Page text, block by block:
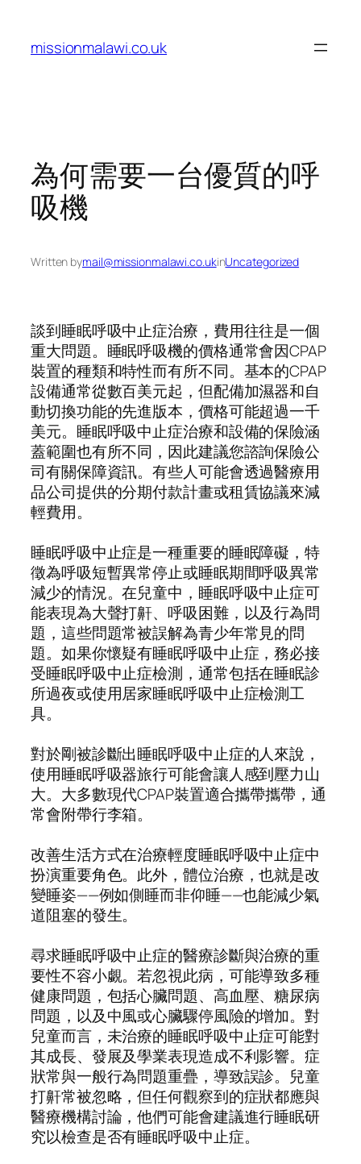
content
missionmalawi.co.uk
為何需要一台優質的呼
吸機
Written bymail@missionmalawi.co.ukinUncategorized
談到睡眠呼吸中止症治療，費用往往是一個
重大問題。睡眠呼吸機的價格通常會因CPAP
裝置的種類和特性而有所不同。基本的CPAP
設備通常從數百美元起，但配備加濕器和自
動切換功能的先進版本，價格可能超過一千
美元。睡眠呼吸中止症治療和設備的保險涵
蓋範圍也有所不同，因此建議您諮詢保險公
司有關保障資訊。有些人可能會透過醫療用
品公司提供的分期付款計畫或租賃協議來減
輕費用。
睡眠呼吸中止症是一種重要的睡眠障礙，特
徵為呼吸短暫異常停止或睡眠期間呼吸異常
減少的情況。在兒童中，睡眠呼吸中止症可
能表現為大聲打鼾、呼吸困難，以及行為問
題，這些問題常被誤解為青少年常見的問
題。如果你懷疑有睡眠呼吸中止症，務必接
受睡眠呼吸中止症檢測，通常包括在睡眠診
所過夜或使用居家睡眠呼吸中止症檢測工
具。
對於剛被診斷出睡眠呼吸中止症的人來說，
使用睡眠呼吸器旅行可能會讓人感到壓力山
大。大多數現代CPAP裝置適合攜帶攜帶，通
常會附帶行李箱。
改善生活方式在治療輕度睡眠呼吸中止症中
扮演重要角色。此外，體位治療，也就是改
變睡姿——例如側睡而非仰睡——也能減少氣
道阻塞的發生。
尋求睡眠呼吸中止症的醫療診斷與治療的重
要性不容小覷。若忽視此病，可能導致多種
健康問題，包括心臟問題、高血壓、糖尿病
問題，以及中風或心臟驟停風險的增加。對
兒童而言，未治療的睡眠呼吸中止症可能對
其成長、發展及學業表現造成不利影響。症
狀常與一般行為問題重疊，導致誤診。兒童
打鼾常被忽略，但任何觀察到的症狀都應與
醫療機構討論，他們可能會建議進行睡眠研
究以檢查是否有睡眠呼吸中止症。